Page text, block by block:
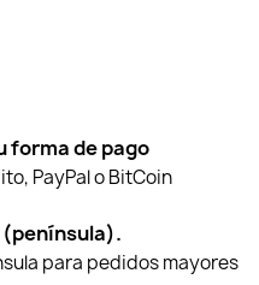
forma de pago
PayPal o BitCoin
(península).
para pedidos mayores